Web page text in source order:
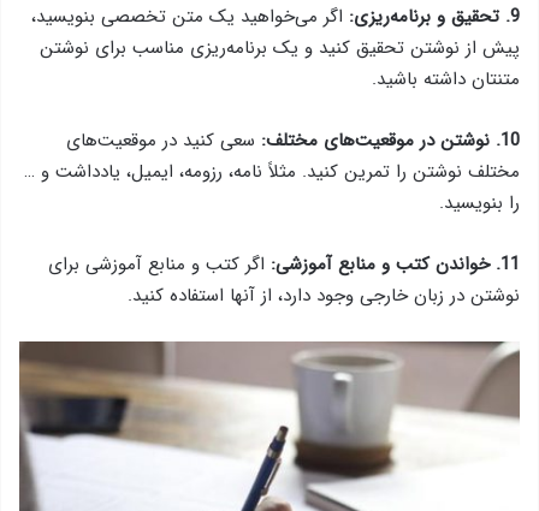
9. تحقیق و برنامه‌ریزی:
اگر می‌خواهید یک متن تخصصی بنویسید،
پیش از نوشتن تحقیق کنید و یک برنامه‌ریزی مناسب برای نوشتن
متنتان داشته باشید.
10. نوشتن در موقعیت‌های مختلف:
سعی کنید در موقعیت‌های
مختلف نوشتن را تمرین کنید. مثلاً نامه، رزومه، ایمیل، یادداشت و …
را بنویسید.
11. خواندن کتب و منابع آموزشی:
اگر کتب و منابع آموزشی برای
نوشتن در زبان خارجی وجود دارد، از آنها استفاده کنید.